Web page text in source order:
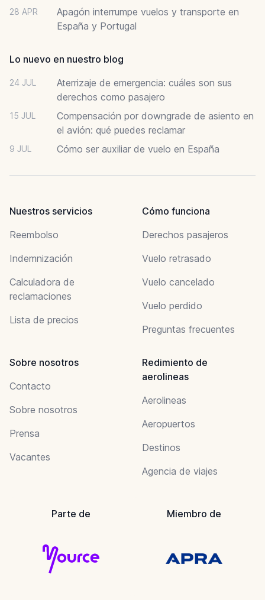
28 APR
Apagón interrumpe vuelos y transporte en
España y Portugal
Lo nuevo en nuestro blog
24 JUL
Aterrizaje de emergencia: cuáles son sus
derechos como pasajero
15 JUL
Compensación por downgrade de asiento en
el avión: qué puedes reclamar
9 JUL Cómo ser auxiliar de vuelo en España
Nuestros servicios
Reembolso
Indemnización
Calculadora de
reclamaciones
Lista de precios
Cómo funciona
Derechos pasajeros
Vuelo retrasado
Vuelo cancelado
Vuelo perdido
Preguntas frecuentes
Sobre nosotros
Contacto
Sobre nosotros
Prensa
Vacantes
Redimiento de
aerolineas
Aerolineas
Aeropuertos
Destinos
Agencia de viajes
Parte de Miembro de